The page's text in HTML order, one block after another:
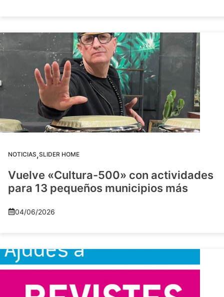
NOTICIAS,SLIDER HOME
Vuelve «Cultura-500» con actividades
para 13 pequeños municipios más
04/06/2026